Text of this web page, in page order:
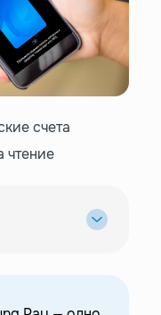
счета
чтение